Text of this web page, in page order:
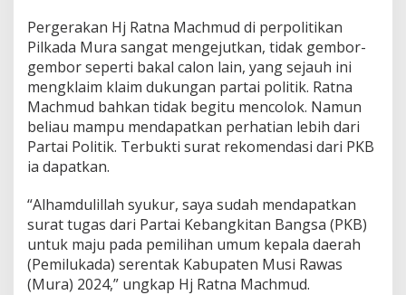
Pergerakan Hj Ratna Machmud di perpolitikan
Pilkada Mura sangat mengejutkan, tidak gembor-
gembor seperti bakal calon lain, yang sejauh ini
mengklaim klaim dukungan partai politik. Ratna
Machmud bahkan tidak begitu mencolok. Namun
beliau mampu mendapatkan perhatian lebih dari
Partai Politik. Terbukti surat rekomendasi dari PKB
ia dapatkan.
“Alhamdulillah syukur, saya sudah mendapatkan
surat tugas dari Partai Kebangkitan Bangsa (PKB)
untuk maju pada pemilihan umum kepala daerah
(Pemilukada) serentak Kabupaten Musi Rawas
(Mura) 2024,” ungkap Hj Ratna Machmud.